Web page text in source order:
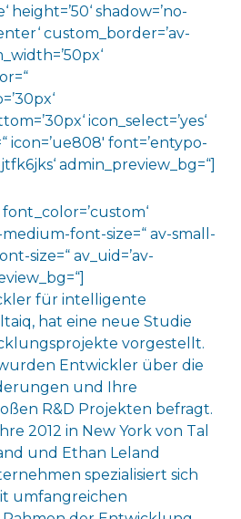
height=’50‘ shadow=’no-
custom_border=’av-
icon_select=’yes‘
icon=’ue808′ font=’entypo-
admin_preview_bg=“]
font-size=“ av-small-
size=“ av_uid=’av-
für intelligente
hat eine neue Studie
vorgestellt.
Entwickler über die
und Ihre
R&D Projekten befragt.
2012 in New York von Tal
und Ethan Leland
spezialisiert sich
umfangreichen